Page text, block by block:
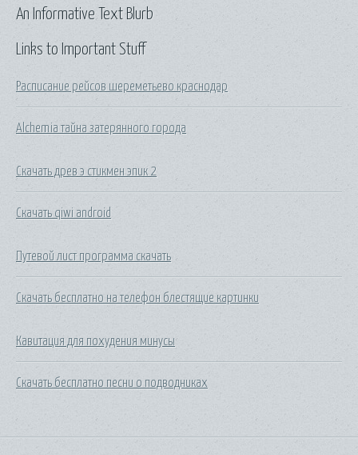
Links to Important Stuff
Расписание рейсов шереметьево краснодар
Alchemia тайна затерянного города
Скачать древ э стикмен эпик 2
Скачать qiwi android
Путевой лист программа скачать
Скачать бесплатно на телефон блестящие картинки
Кавитация для похудения минусы
Скачать бесплатно песни о подводниках
An Informative Text Blurb